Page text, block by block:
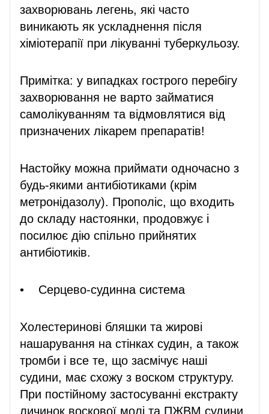
захворювань легень, які часто
виникають як ускладнення після
хіміотерапії при лікуванні туберкульозу.
Примітка: у випадках гострого перебігу
захворювання не варто займатися
самолікуванням та відмовлятися від
призначених лікарем препаратів!
Настойку можна приймати одночасно з
будь-якими антибіотиками (крім
метронідазолу). Прополіс, що входить
до складу настоянки, продовжує і
посилює дію спільно прийнятих
антибіотиків.
• Серцево-судинна система
Холестеринові бляшки та жирові
нашарування на стінках судин, а також
тромби і все те, що засмічує наші
судини, має схожу з воском структуру.
При постійному застосуванні екстракту
личинок воскової молі та ПЖВМ судини